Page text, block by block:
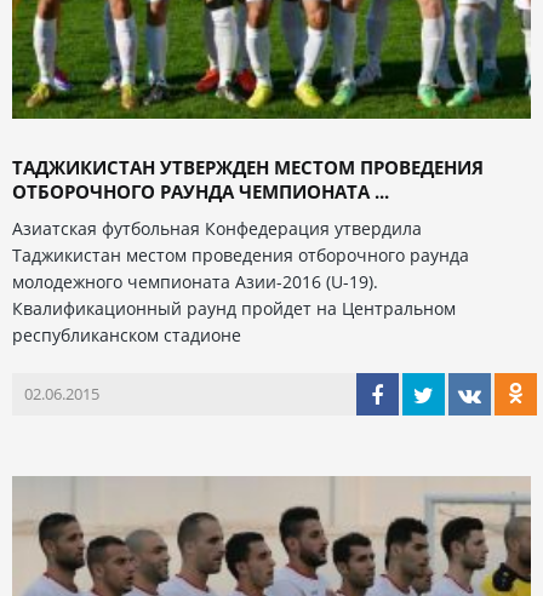
ТАДЖИКИСТАН УТВЕРЖДЕН МЕСТОМ ПРОВЕДЕНИЯ
ОТБОРОЧНОГО РАУНДА ЧЕМПИОНАТА ...
Азиатская футбольная Конфедерация утвердила
Таджикистан местом проведения отборочного раунда
молодежного чемпионата Азии-2016 (U-19).
Квалификационный раунд пройдет на Центральном
республиканском стадионе
02.06.2015